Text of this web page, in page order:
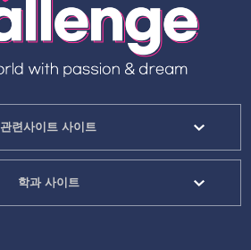
관련사이트 사이트
학과 사이트